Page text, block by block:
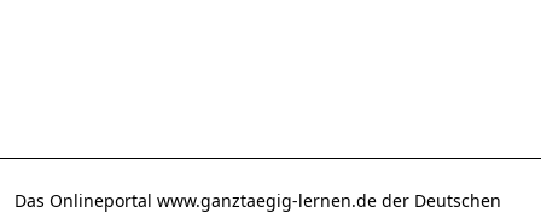
Das Onlineportal www.ganztaegig-lernen.de der Deutschen